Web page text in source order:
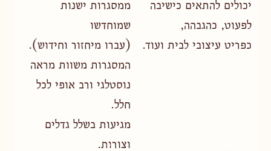
ממסגרות ישנות
שמוחדשו
(עברו מיחזור וחידוש).
המסגרות משוות מראה
נוסטלגי ורב אופי לכל
חלל.
מגיעות בשלל גדלים
וצורות.
מראות
יכולים להתאים כישיבה
לפעוט, כהגבהה,
כפריט עיצובי לבית ועוד.